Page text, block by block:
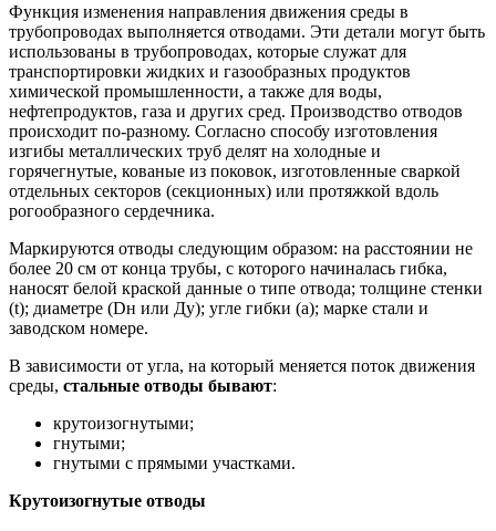
Функция изменения направления движения среды в
трубопроводах выполняется отводами. Эти детали могут быть
использованы в трубопроводах, которые служат для
транспортировки жидких и газообразных продуктов
химической промышленности, а также для воды,
нефтепродуктов, газа и других сред. Производство отводов
происходит по-разному. Согласно способу изготовления
изгибы металлических труб делят на холодные и
горячегнутые, кованые из поковок, изготовленные сваркой
отдельных секторов (секционных) или протяжкой вдоль
рогообразного сердечника.
Маркируются отводы следующим образом: на расстоянии не
более 20 см от конца трубы, с которого начиналась гибка,
наносят белой краской данные о типе отвода; толщине стенки
(t); диаметре (Dн или Ду); угле гибки (a); марке стали и
заводском номере.
В зависимости от угла, на который меняется поток движения
среды, стальные отводы бывают:
крутоизогнутыми;
гнутыми;
гнутыми с прямыми участками.
Крутоизогнутые отводы